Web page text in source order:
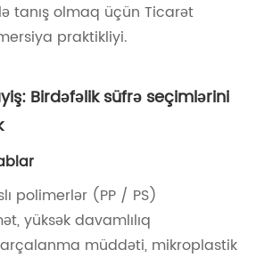
tanış olmaq üçün Ticarət
praktikliyi.
Birdəfəlik süfrə seçimlərini
polimerlər (PP / PS)
yüksək davamlılıq
müddəti, mikroplastik